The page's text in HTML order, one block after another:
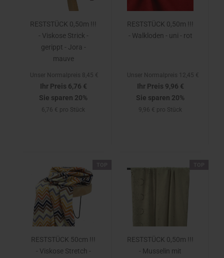
RESTSTÜCK 0,50m !!!
- Viskose Strick -
gerippt - Jora -
mauve
Unser Normalpreis 8,45 €
Ihr Preis 6,76 €
Sie sparen 20%
6,76 € pro Stück
RESTSTÜCK 0,50m !!!
- Walkloden - uni - rot
Unser Normalpreis 12,45 €
Ihr Preis 9,96 €
Sie sparen 20%
9,96 € pro Stück
RESTSTÜCK 50cm !!!
- Viskose Stretch -
RESTSTÜCK 0,50m !!!
- Musselin mit